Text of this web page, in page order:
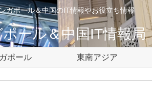
ガポール＆中国のIT情報やお役立ち情報
ール＆中国IT情報局
ポール 東南アジア